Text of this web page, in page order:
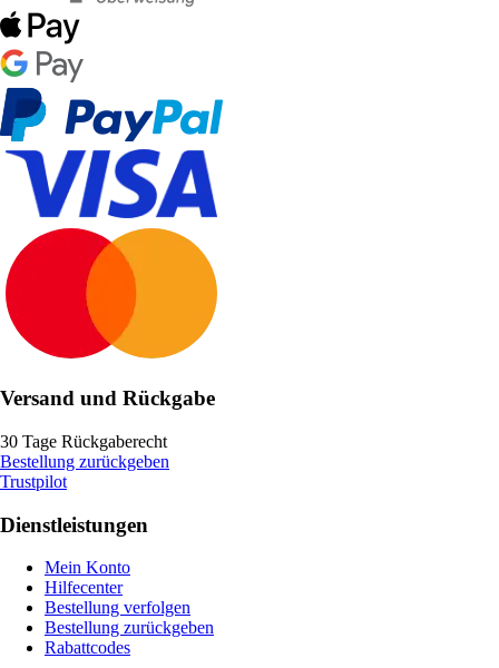
Versand und Rückgabe
30 Tage Rückgaberecht
Bestellung zurückgeben
Trustpilot
Dienstleistungen
Mein Konto
Hilfecenter
Bestellung verfolgen
Bestellung zurückgeben
Rabattcodes